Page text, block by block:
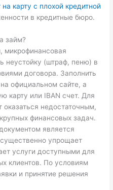
на карту с плохой кредитной
в кредитные бюро.
займ?
микрофинансовая
неустойку (штраф, пеню) в
договора. Заполнить
официальном сайте, а
карту или IBAN счет. Для
оказаться недостаточным,
финансовых задач.
является
упрощает
услуги доступными для
клиентов. По условиям
и принятие решения